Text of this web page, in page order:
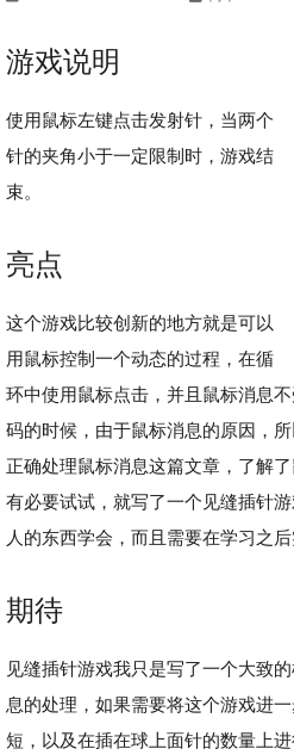
游戏说明
使用鼠标左键点击发射针，当两个
针的夹角小于一定限制时，游戏结
束。
亮点
这个游戏比较创新的地方就是可以
用鼠标控制一个动态的过程，在循
环中使用鼠标点击，并且鼠标消息
码的时候，由于鼠标消息的原因，
正确处理鼠标消息这篇文章，了解
有必要试试，就写了一个见缝插针
人的东西学会，而且需要在学习之后
期待
见缝插针游戏我只是写了一个大致
息的处理，如果需要将这个游戏进
短，以及在插在球上面针的数量上进